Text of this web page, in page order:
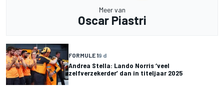
Meer van
Oscar Piastri
FORMULE 19 d
Andrea Stella: Lando Norris ‘veel
zelfverzekerder’ dan in titeljaar 2025